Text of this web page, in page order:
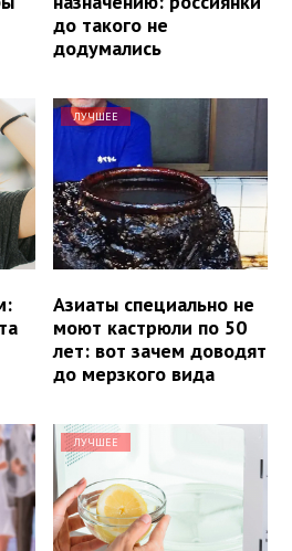
до такого не
додумались
ЛУЧШЕЕ
Азиаты специально не
моют кастрюли по 50
лет: вот зачем доводят
до мерзкого вида
ЛУЧШЕЕ